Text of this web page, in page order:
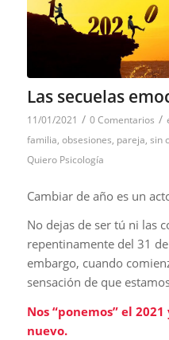
Las secuelas
11/01/2021 / 0 Comentarios /
familia, obsesiones, pareja, sin
Quiero Psicología
Cambiar de año es un
No dejas de ser tú ni las
repentinamente del 31
embargo, cuando
sensación de que
Nos “ponemos” el
nuevo.